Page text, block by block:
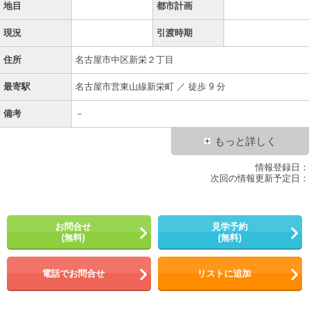
地目 都市計画
現況 引渡時期
住所 名古屋市中区新栄２丁目
最寄駅 名古屋市営東山線新栄町 ／ 徒歩 9 分
備考 －
もっと詳しく
情報登録日：
次回の情報更新予定日：
お問合せ
(無料)
見学予約
(無料)
電話でお問合せ リストに追加